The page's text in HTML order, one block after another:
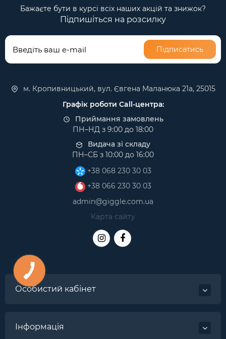
Бажаєте бути в курсі всіх наших акцій та знижок?
Підпишіться на розсилку
Підписатись
м. Кропивницький, вул. Євгена Маланюка 21а, 25015
Графік роботи Call-центра:
Приймання замовлень
ПН–НД з 9:00 до 18:00
Видача зі складу
ПН–СБ з 10:00 до 16:00
+38 068 230 30 03
+38 066 230 30 03
admin@giggle.com.ua
Карта сайту
Особистий кабінет
Інформація